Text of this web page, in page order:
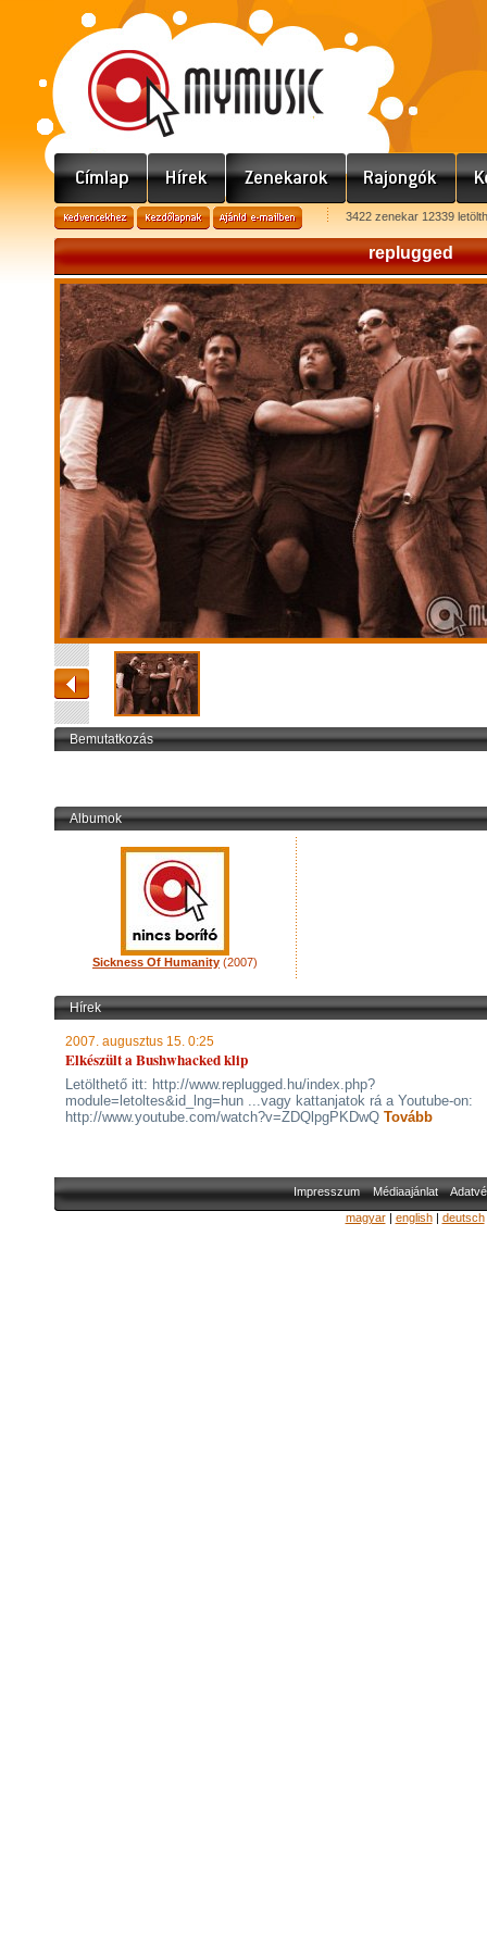
3422 zenekar 12339
replugged
Bemutatkozás
Albumok
Sickness Of Humanity (2007)
Hírek
2007. augusztus 15. 0:25
Elkészült a Bushwhacked klip
Letölthető itt: http://www.replugged.hu/index.php?
module=letoltes&id_lng=hun ...vagy kattanjatok rá a Youtube-on:
http://www.youtube.com/watch?v=ZDQlpgPKDwQ Tovább
Impresszum Médiaajánlat
magyar| english| deutsch